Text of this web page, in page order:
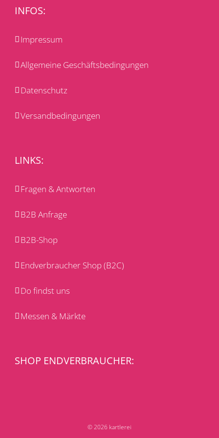
INFOS:
Impressum
Allgemeine Geschäftsbedingungen
Datenschutz
Versandbedingungen
LINKS:
Fragen & Antworten
B2B Anfrage
B2B-Shop
Endverbraucher Shop (B2C)
Do findst uns
Messen & Märkte
SHOP ENDVERBRAUCHER:
© 2026 kartlerei